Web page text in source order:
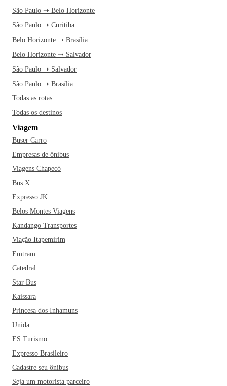
São Paulo ➝ Belo Horizonte
São Paulo ➝ Curitiba
Belo Horizonte ➝ Brasília
Belo Horizonte ➝ Salvador
São Paulo ➝ Salvador
São Paulo ➝ Brasília
Todas as rotas
Todas os destinos
Viagem
Buser Carro
Empresas de ônibus
Viagens Chapecó
Bus X
Expresso JK
Belos Montes Viagens
Kandango Transportes
Viação Itapemirim
Emtram
Catedral
Star Bus
Kaissara
Princesa dos Inhamuns
Unida
ES Turismo
Expresso Brasileiro
Cadastre seu ônibus
Seja um motorista parceiro